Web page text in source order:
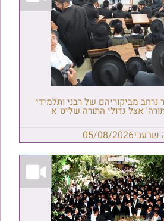
נרחב מביקוריהם של רבני ותלמידי
אצל גדולי התורה שליט"א
שרעבי05/08/2026